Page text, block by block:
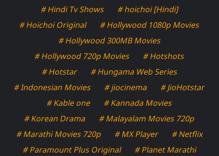
# Hindi Tv Shows
# hoichoi [Hindi]
# Hoichoi Original
# Hollywood 1080p Movies
# Hollywood 300MB Movies
# Hollywood 720p Movies
# Hotshots
# Hotstar
# Hungama Web Series
# Indonesian Movies
# jiocinema
# JioHotstar
# Kable one
# Kannada Movies
# Korean Drama
# Malayalam Movies 720p
# Marathi Movies 720p
# MX Player
# Netflix
# Paramount Plus Original
# Planet Marathi